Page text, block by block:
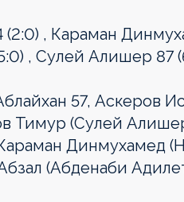
, Караман
, Сулей Алишер 87
57, Аскеров
Тимур (Сулей
Динмухамед
(Абденаби